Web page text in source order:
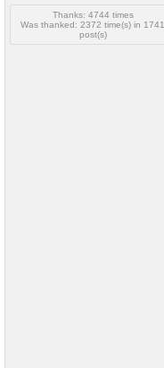
Thanks: 4744 times
Was thanked: 2372 time(s) in 1741
post(s)